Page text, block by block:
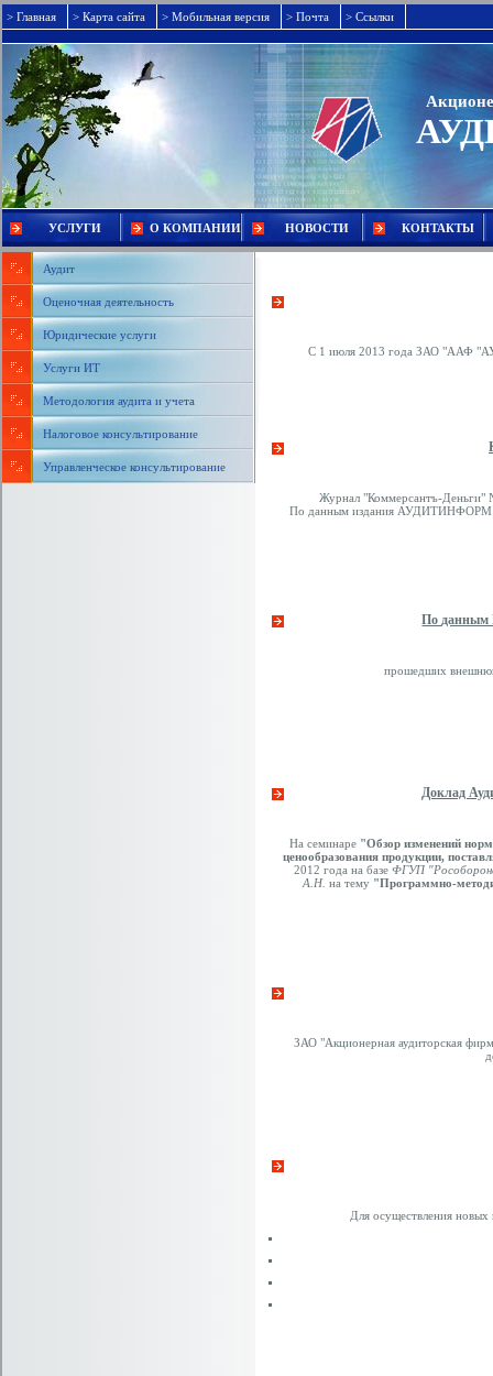
> Главная > Карта сайта > Мобильная версия > Почта > Ссылки
УСЛУГИ О КОМПАНИИ НОВОСТИ КОНТАКТЫ
Аудит
Оценочная деятельность
Юридические услуги
Услуги ИТ
Методология аудита и учета
Налоговое консультирование
Управленческое консультирование
С 1 июля 2013 года ЗАО "ААФ
Журнал "Коммерсантъ-Деньги"
По данным издания АУДИТИНФОРМ
По данным
прошедших внешнюю
Доклад
На семинаре "Обзор изменений
ценообразования продукции,
2012 года на базеФГУП
А.Н. на тему "Программно-
ЗАО "Акционерная аудиторская
Для осуществления